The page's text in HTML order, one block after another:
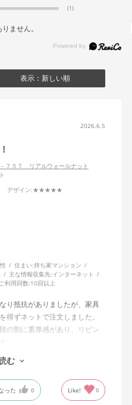
(1)
ません。
表示：新しい順
2026.6.5
５Ｔ リアルウォールナット
デザイン:★★★★★
住まい:持ち家マンション
主な情報収集先:インターネット
利用回数:10回以上
り抵抗がありましたが、家具
得ずネットで注文しました。
の割に重厚感があり、リビン
。
なんともなく、しっかりした
の金属も付いていました。
たが、平日受け取りで、配置ま
む
った 0 Like! 0